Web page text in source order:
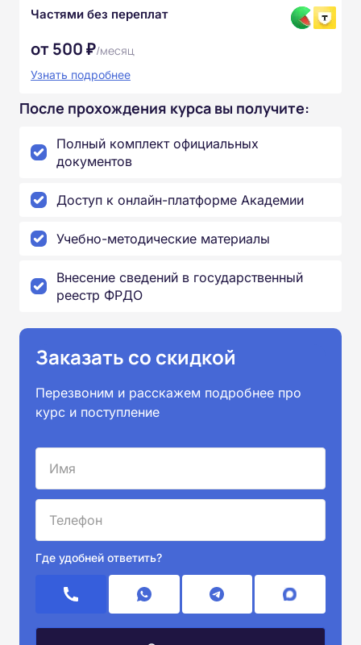
Частями без переплат
от 500 ₽/месяц
Узнать подробнее
После прохождения курса вы получите:
Полный комплект официальных
документов
Доступ к онлайн-платформе Академии
Учебно-методические материалы
Внесение сведений в государственный
реестр ФРДО
Заказать со скидкой
Перезвоним и расскажем подробнее про
курс и поступление
Где удобней ответить?